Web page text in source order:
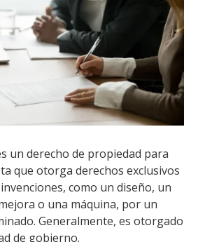
un derecho de propiedad para
que otorga derechos exclusivos
como un diseño, un
o una máquina, por un
Generalmente, es otorgado
de gobierno.